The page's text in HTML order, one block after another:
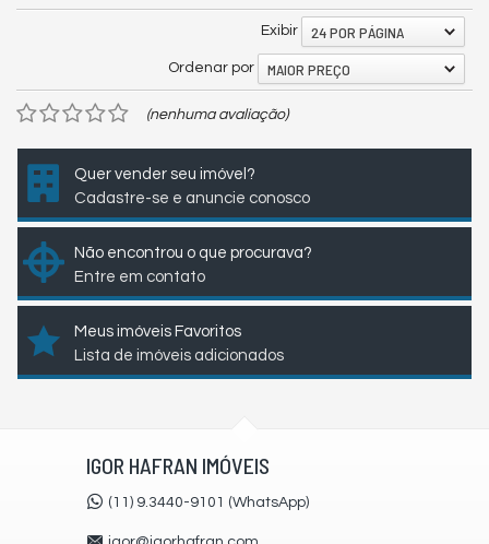
Exibir 24 POR PÁGINA
Ordenar por MAIOR PREÇO
(nenhuma avaliação)
Quer vender seu imóvel?
Cadastre-se e anuncie conosco
Não encontrou o que procurava?
Entre em contato
Meus imóveis Favoritos
Lista de imóveis adicionados
IGOR HAFRAN IMÓVEIS
(11) 9.3440-9101 (WhatsApp)